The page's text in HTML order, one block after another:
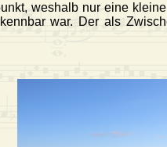
weshalb nur eine
war. Der als